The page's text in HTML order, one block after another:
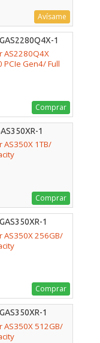
Avísame
1
AS2280Q4X
PCIe Gen4/ Full
Comprar
1
AS350X 1TB/
Comprar
1
AS350X 256GB/
Comprar
1
AS350X 512GB/